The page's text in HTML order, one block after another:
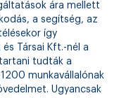
ára mellett
a segítség, az
így
Társai Kft.-nél a
tudták a
munkavállalónak
Ugyancsak